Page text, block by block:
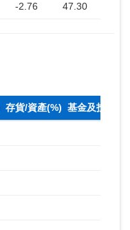
-2.76 47.30
存貨/資產(%) 基金及投資(%)